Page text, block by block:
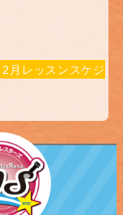
2月レッスンスケジ